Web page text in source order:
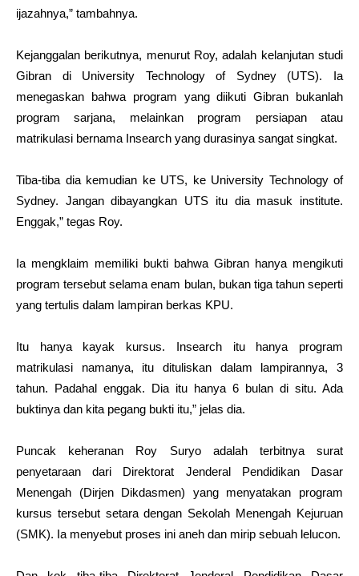
ijazahnya,” tambahnya.
Kejanggalan berikutnya, menurut Roy, adalah kelanjutan studi
Gibran di University Technology of Sydney (UTS). Ia
menegaskan bahwa program yang diikuti Gibran bukanlah
program sarjana, melainkan program persiapan atau
matrikulasi bernama Insearch yang durasinya sangat singkat.
Tiba-tiba dia kemudian ke UTS, ke University Technology of
Sydney. Jangan dibayangkan UTS itu dia masuk institute.
Enggak,” tegas Roy.
Ia mengklaim memiliki bukti bahwa Gibran hanya mengikuti
program tersebut selama enam bulan, bukan tiga tahun seperti
yang tertulis dalam lampiran berkas KPU.
Itu hanya kayak kursus. Insearch itu hanya program
matrikulasi namanya, itu dituliskan dalam lampirannya, 3
tahun. Padahal enggak. Dia itu hanya 6 bulan di situ. Ada
buktinya dan kita pegang bukti itu,” jelas dia.
Puncak keheranan Roy Suryo adalah terbitnya surat
penyetaraan dari Direktorat Jenderal Pendidikan Dasar
Menengah (Dirjen Dikdasmen) yang menyatakan program
kursus tersebut setara dengan Sekolah Menengah Kejuruan
(SMK). Ia menyebut proses ini aneh dan mirip sebuah lelucon.